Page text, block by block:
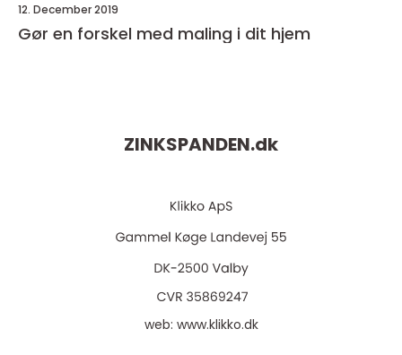
12. December 2019
Gør en forskel med maling i dit hjem
ZINKSPANDEN.dk
web: www.klikko.dk